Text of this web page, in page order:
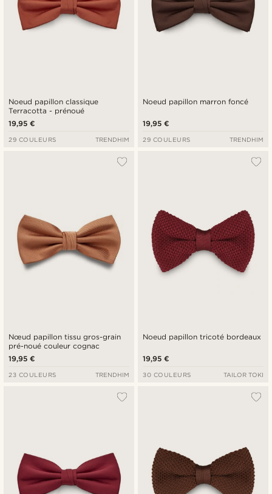
Noeud papillon classique
Terracotta - prénoué
19,95 €
29 COULEURS TRENDHIM
Noeud papillon marron foncé
19,95 €
29 COULEURS TRENDHIM
Nœud papillon tissu gros-grain
pré-noué couleur cognac
19,95 €
23 COULEURS TRENDHIM
Noeud papillon tricoté bordeaux
19,95 €
30 COULEURS TAILOR TOKI